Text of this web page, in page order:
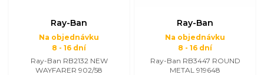
Ray-Ban
Na objednávku
8 - 16 dní
Ray-Ban RB2132 NEW
WAYFARER 902/58
Ray-Ban
Na objednávku
8 - 16 dní
Ray-Ban RB3447 ROUND
METAL 919648